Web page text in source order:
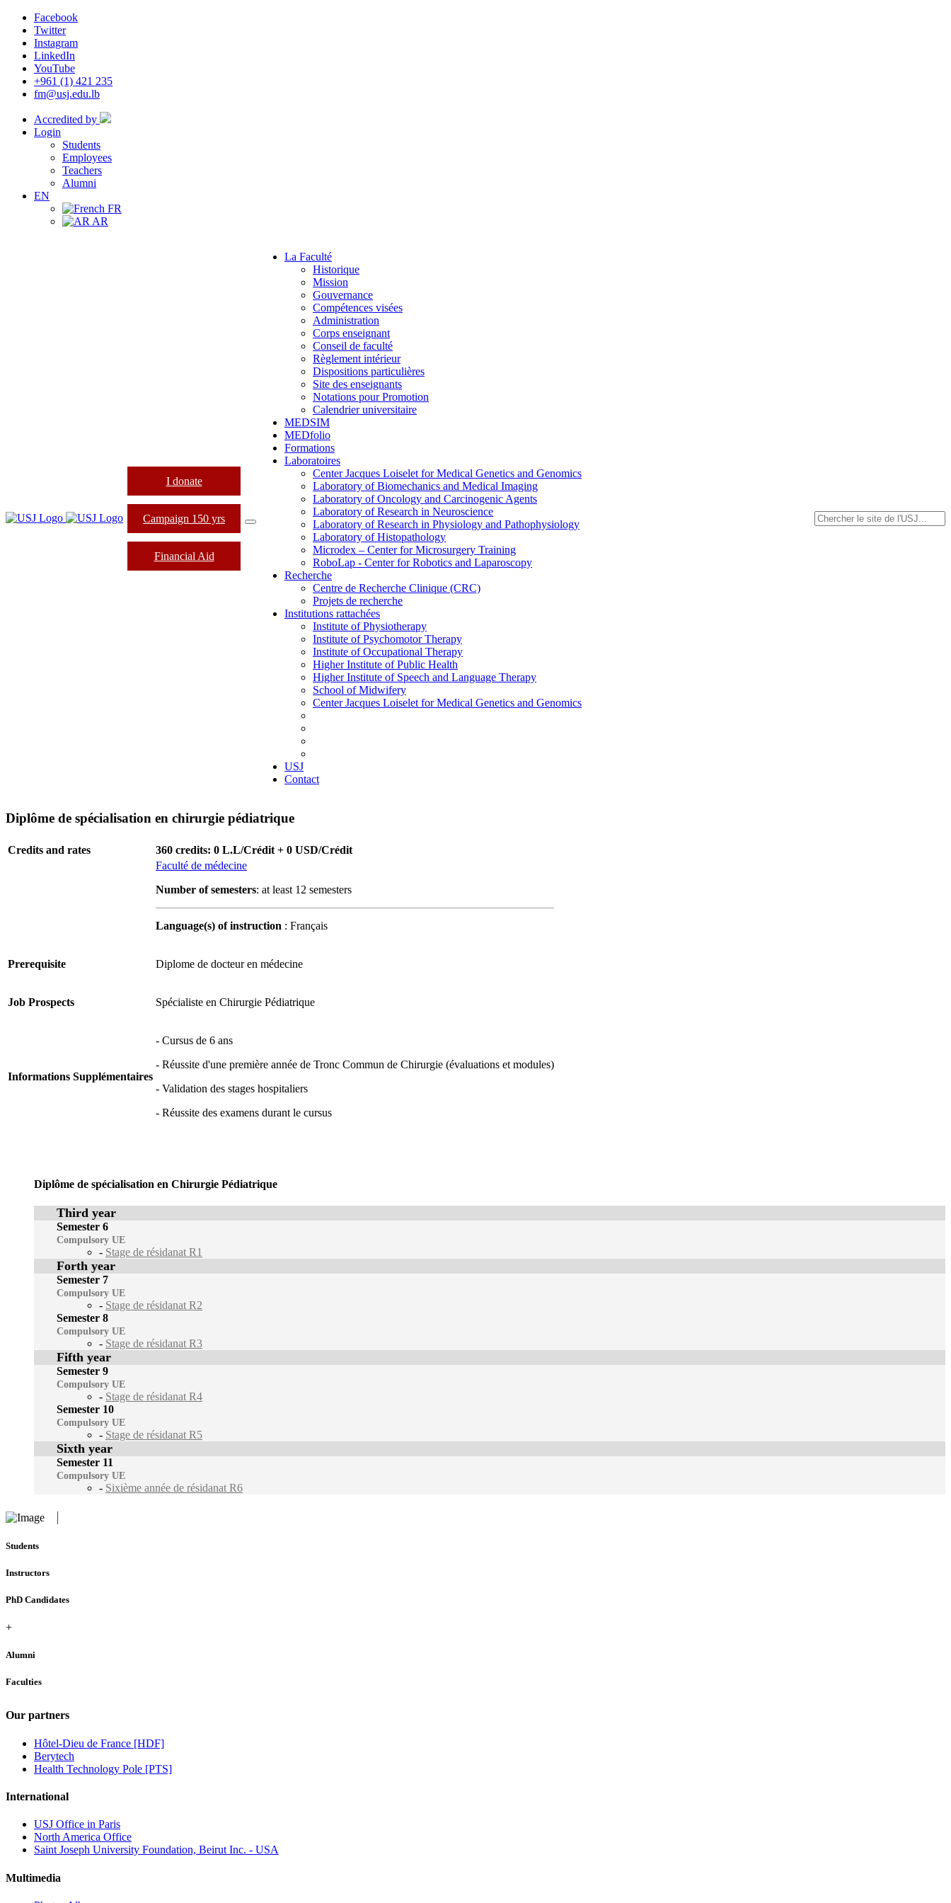
Facebook
Twitter
Instagram
LinkedIn
YouTube
+961 (1) 421 235
fm@usj.edu.lb
Accredited by
Login
Students
Employees
Teachers
Alumni
EN
FR
AR
I donate
Campaign 150 yrs
Financial Aid
La Faculté
Historique
Mission
Gouvernance
Compétences visées
Administration
Corps enseignant
Conseil de faculté
Règlement intérieur
Dispositions particulières
Site des enseignants
Notations pour Promotion
Calendrier universitaire
MEDSIM
MEDfolio
Formations
Laboratoires
Center Jacques Loiselet for Medical Genetics and Genomics
Laboratory of Biomechanics and Medical Imaging
Laboratory of Oncology and Carcinogenic Agents
Laboratory of Research in Neuroscience
Laboratory of Research in Physiology and Pathophysiology
Laboratory of Histopathology
Microdex – Center for Microsurgery Training
RoboLap - Center for Robotics and Laparoscopy
Recherche
Centre de Recherche Clinique (CRC)
Projets de recherche
Institutions rattachées
Institute of Physiotherapy
Institute of Psychomotor Therapy
Institute of Occupational Therapy
Higher Institute of Public Health
Higher Institute of Speech and Language Therapy
School of Midwifery
Center Jacques Loiselet for Medical Genetics and Genomics
USJ
Contact
Diplôme de spécialisation en chirurgie pédiatrique
Credits and rates
360 credits: 0 L.L/Crédit + 0 USD/Crédit
Faculté de médecine
Number of semesters: at least 12 semesters
Language(s) of instruction : Français
Prerequisite Diplome de docteur en médecine
Job Prospects Spécialiste en Chirurgie Pédiatrique
Informations Supplémentaires
- Cursus de 6 ans
- Réussite d'une première année de Tronc Commun de Chirurgie (évaluations et modules)
- Validation des stages hospitaliers
- Réussite des examens durant le cursus
Diplôme de spécialisation en Chirurgie Pédiatrique
Third year
Semester 6
Compulsory UE
- Stage de résidanat R1
Forth year
Semester 7
Compulsory UE
- Stage de résidanat R2
Semester 8
Compulsory UE
- Stage de résidanat R3
Fifth year
Semester 9
Compulsory UE
- Stage de résidanat R4
Semester 10
Compulsory UE
- Stage de résidanat R5
Sixth year
Semester 11
Compulsory UE
- Sixième année de résidanat R6
Students
Instructors
PhD Candidates
+
Alumni
Faculties
Our partners
Hôtel-Dieu de France [HDF]
Berytech
Health Technology Pole [PTS]
International
USJ Office in Paris
North America Office
Saint Joseph University Foundation, Beirut Inc. - USA
Multimedia